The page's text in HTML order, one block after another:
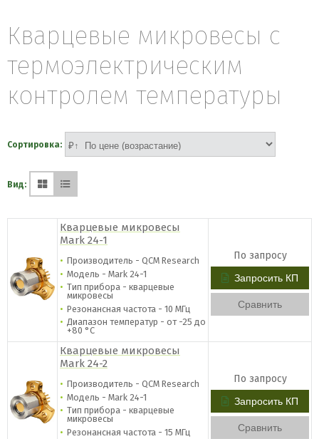
Кварцевые микровесы с
термоэлектрическим
контролем температуры
Сортировка:
Вид:
Кварцевые микровесы
Mark 24-1
Производитель - QCM Research
Модель - Mark 24-1
Тип прибора - кварцевые
микровесы
Резонансная частота - 10 МГц
Диапазон температур - от -25 до
+80 °C
По запросу
Запросить КП
Сравнить
Кварцевые микровесы
Mark 24-2
Производитель - QCM Research
Модель - Mark 24-1
Тип прибора - кварцевые
микровесы
Резонансная частота - 15 МГц
По запросу
Запросить КП
Сравнить